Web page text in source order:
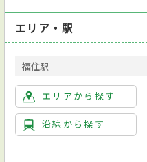
エリア・駅
福住駅
エリアから探す
沿線から探す